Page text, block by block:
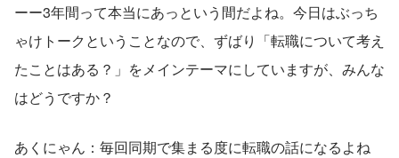
ーー3年間って本当にあっという間だよね。今日はぶっち
ゃけトークということなので、ずばり「転職について考え
たことはある？」をメインテーマにしていますが、みんな
はどうですか？
あくにゃん：毎回同期で集まる度に転職の話になるよね